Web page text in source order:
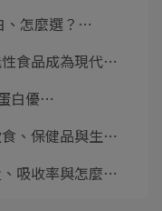
、怎麼選？⋯
食品成為現代⋯
白優⋯
、保健品與生⋯
吸收率與怎麼⋯